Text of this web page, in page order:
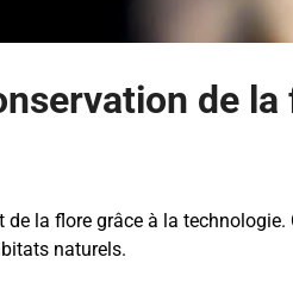
de la
la flore grâce à la technologie.
naturels.